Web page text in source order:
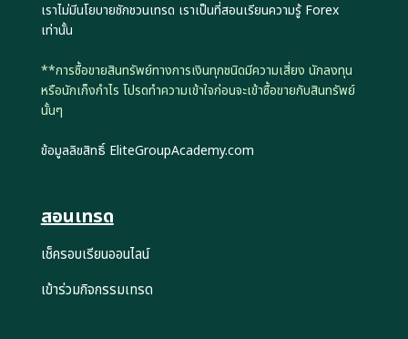
เราไม่มีนโยบายชักชวนเทรด เราเป็นที่สอนเรียนความรู้ Forex
เท่านั้น
**การซื้อขายสินทรัพย์ทางการเงินทุกชนิดมีความเสี่ยง นักลงทุน
หรือนักเก็งกำไร โปรดทำความเข้าใจก่อนจะเข้าซื้อขายกับสินทรัพย์
นั้นๆ
ข้อมูลลิขสิทธิ์ EliteGroupAcademy.com
สอนเทรด
เช็ครอบเรียนออนไลน์
เข้าร่วมกิจกรรมเทรด